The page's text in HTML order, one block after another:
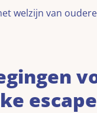
welzijn van